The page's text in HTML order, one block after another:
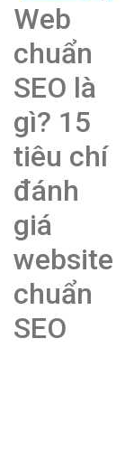
Web
chuẩn
SEO là
gì? 15
tiêu chí
đánh
giá
website
chuẩn
SEO